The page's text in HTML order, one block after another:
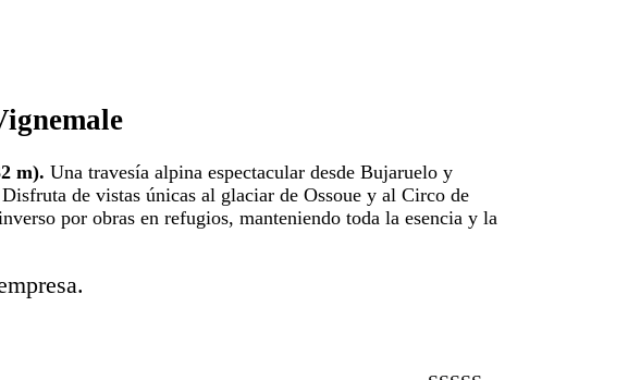
m). Una travesía alpina espectacular desde Bujaruelo y
de vistas únicas al glaciar de Ossoue y al Circo de
por obras en refugios, manteniendo toda la esencia y la